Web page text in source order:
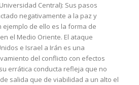
Central): Sus pasos
negativamente a la paz y
ejemplo de ello es la forma de
el Medio Oriente. El ataque
e Israel a Irán es una
del conflicto con efectos
errática conducta refleja que no
salida que de viabilidad a un alto el